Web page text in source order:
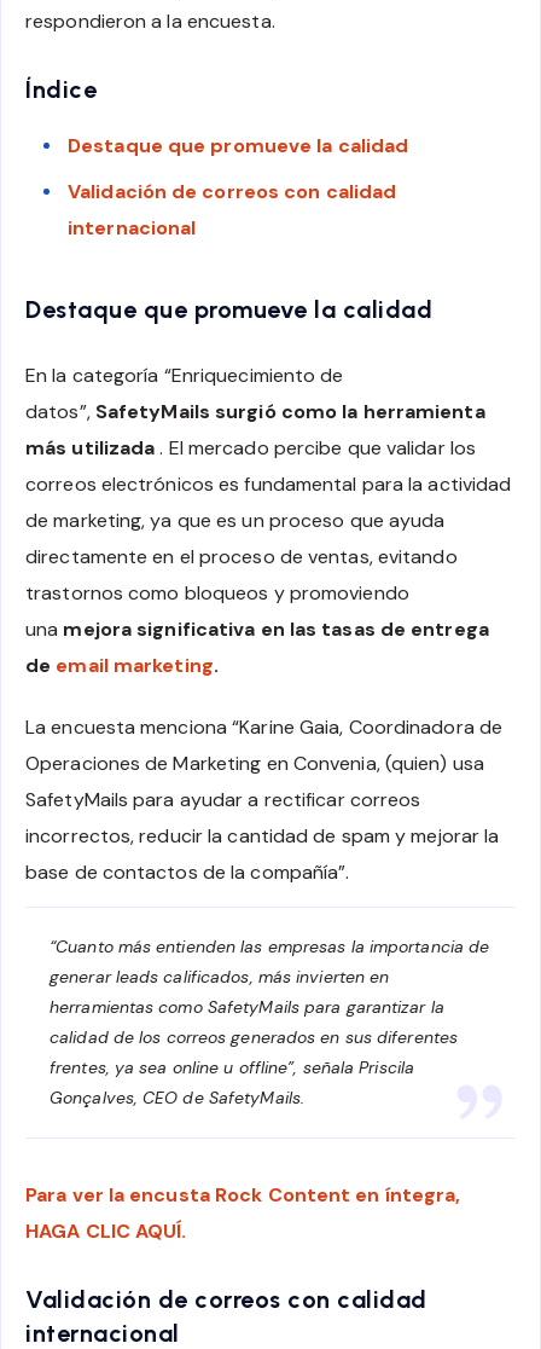
respondieron a la encuesta.
Índice
Destaque que promueve la calidad
Validación de correos con calidad
internacional
Destaque que promueve la calidad
En la categoría “Enriquecimiento de
datos”, SafetyMails surgió como la herramienta
más utilizada. El mercado percibe que validar los
correos electrónicos es fundamental para la actividad
de marketing, ya que es un proceso que ayuda
directamente en el proceso de ventas, evitando
trastornos como bloqueos y promoviendo
una mejora significativa en las tasas de entrega
de email marketing.
La encuesta menciona “Karine Gaia, Coordinadora de
Operaciones de Marketing en Convenia, (quien) usa
SafetyMails para ayudar a rectificar correos
incorrectos, reducir la cantidad de spam y mejorar la
base de contactos de la compañía”.
“Cuanto más entienden las empresas la importancia de
generar leads calificados, más invierten en
herramientas como SafetyMails para garantizar la
calidad de los correos generados en sus diferentes
frentes, ya sea online u offline”, señala Priscila
Gonçalves, CEO de SafetyMails.
Para ver la encusta Rock Content en íntegra,
HAGA CLIC AQUÍ.
Validación de correos con calidad
internacional